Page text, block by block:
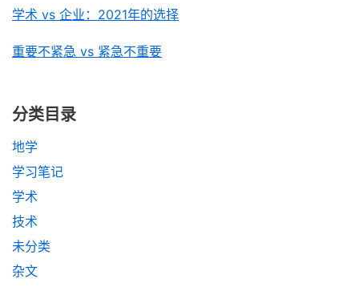
学术 vs 企业：2021年的选择
重要不紧急 vs 紧急不重要
分类目录
地学
学习笔记
学术
技术
未分类
杂文